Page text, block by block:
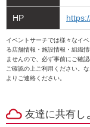
HP
イベントサーチでは様々なイ
る店舗情報・施設情報・組織
ませんので、必ず事前にご確
ご確認の上ご利用ください。
よりご連絡ください。
友達に共有し